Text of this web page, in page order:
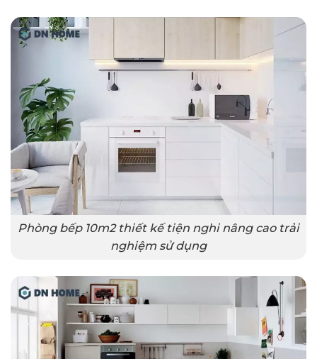
Phòng bếp 10m2 thiết kế tiện nghi nâng cao trải
nghiệm sử dụng